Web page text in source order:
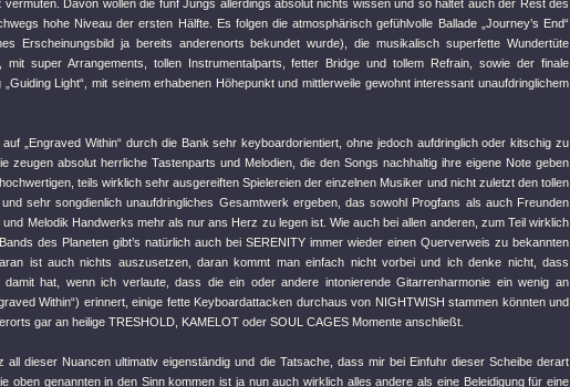
vermuten. Davon wollen die fünf Jungs allerdings absolut nichts wissen und so haltet auch der Rest des
hohe Niveau der ersten Hälfte. Es folgen die atmosphärisch gefühlvolle Ballade „Journey’s End“
Erscheinungsbild ja bereits anderenorts bekundet wurde), die musikalisch superfette Wundertüte
mit super Arrangements, tollen Instrumentalparts, fetter Bridge und tollem Refrain, sowie der finale
„Guiding Light“, mit seinem erhabenen Höhepunkt und mittlerweile gewohnt interessant unaufdringlichem
„Engraved Within“ durch die Bank sehr keyboardorientiert, ohne jedoch aufdringlich oder kitschig zu
zeugen absolut herrliche Tastenparts und Melodien, die den Songs nachhaltig ihre eigene Note geben
teils wirklich sehr ausgereiften Spielereien der einzelnen Musiker und nicht zuletzt den tollen
sehr songdienlich unaufdringliches Gesamtwerk ergeben, das sowohl Progfans als auch Freunden
Melodik Handwerks mehr als nur ans Herz zu legen ist. Wie auch bei allen anderen, zum Teil wirklich
des Planeten gibt’s natürlich auch bei SERENITY immer wieder einen Querverweis zu bekannten
ist auch nichts auszusetzen, daran kommt man einfach nicht vorbei und ich denke nicht, dass
damit hat, wenn ich verlaute, dass die ein oder andere intonierende Gitarrenharmonie ein wenig an
Within“) erinnert, einige fette Keyboardattacken durchaus von NIGHTWISH stammen könnten und
gar an heilige TRESHOLD, KAMELOT oder SOUL CAGES Momente anschließt.
all dieser Nuancen ultimativ eigenständig und die Tatsache, dass mir bei Einfuhr dieser Scheibe derart
oben genannten in den Sinn kommen ist ja nun auch wirklich alles andere als eine Beleidigung für eine